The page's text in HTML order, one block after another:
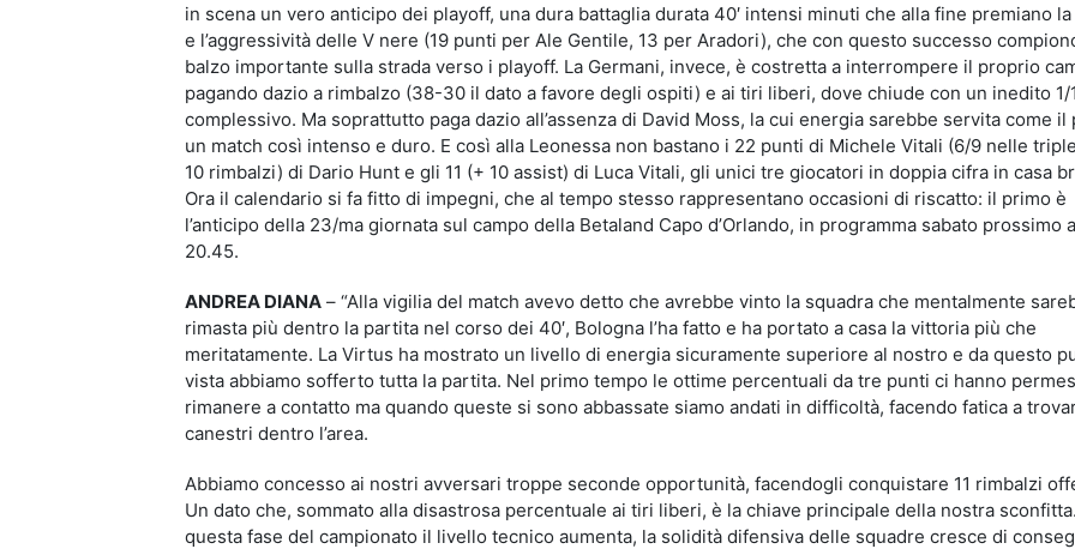
in scena un vero anticipo dei playoff, una dura battaglia durata 40′ intensi minuti che alla fine premiano
e l’aggressività delle V nere (19 punti per Ale Gentile, 13 per Aradori), che con questo successo
balzo importante sulla strada verso i playoff. La Germani, invece, è costretta a interrompere il proprio
pagando dazio a rimbalzo (38-30 il dato a favore degli ospiti) e ai tiri liberi, dove chiude con un inedito 1/
complessivo. Ma soprattutto paga dazio all’assenza di David Moss, la cui energia sarebbe servita come il
un match così intenso e duro. E così alla Leonessa non bastano i 22 punti di Michele Vitali (6/9 nelle
10 rimbalzi) di Dario Hunt e gli 11 (+ 10 assist) di Luca Vitali, gli unici tre giocatori in doppia cifra in casa
Ora il calendario si fa fitto di impegni, che al tempo stesso rappresentano occasioni di riscatto: il primo è
l’anticipo della 23/ma giornata sul campo della Betaland Capo d’Orlando, in programma sabato prossimo
20.45.
ANDREA DIANA – “Alla vigilia del match avevo detto che avrebbe vinto la squadra che mentalmente
rimasta più dentro la partita nel corso dei 40′, Bologna l’ha fatto e ha portato a casa la vittoria più che
meritatamente. La Virtus ha mostrato un livello di energia sicuramente superiore al nostro e da questo
vista abbiamo sofferto tutta la partita. Nel primo tempo le ottime percentuali da tre punti ci hanno
rimanere a contatto ma quando queste si sono abbassate siamo andati in difficoltà, facendo fatica a
canestri dentro l’area.
Abbiamo concesso ai nostri avversari troppe seconde opportunità, facendogli conquistare 11 rimbalzi
Un dato che, sommato alla disastrosa percentuale ai tiri liberi, è la chiave principale della nostra
questa fase del campionato il livello tecnico aumenta, la solidità difensiva delle squadre cresce di